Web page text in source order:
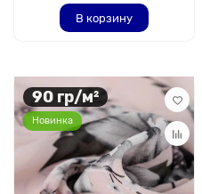
В корзину
90 гр/м²
Новинка